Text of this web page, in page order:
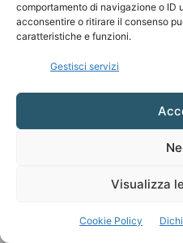
comportamento di navigazione o ID
acconsentire o ritirare il consenso
caratteristiche e funzioni.
Gestisci servizi
Visualizza
Cookie Policy
Contattaci: